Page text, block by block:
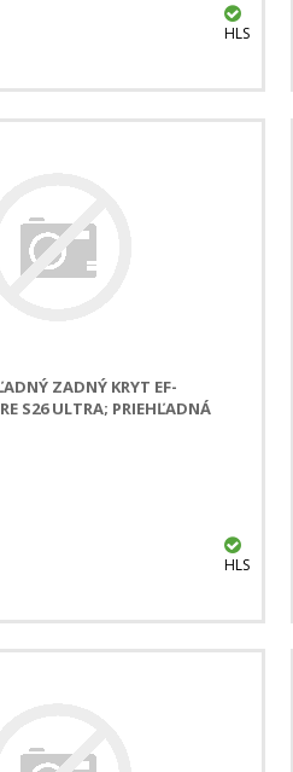
HLS
ZADNÝ KRYT EF-
S26 ULTRA; PRIEHĽADNÁ
HLS